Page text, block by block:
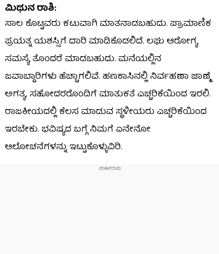
ಮಿಥುನ ರಾಶಿ:
ಸಾಲ ಕೊಟ್ಟವರು ಕಟುವಾಗಿ ಮಾತನಾಡಬಹುದು. ಪ್ರಾಮಾಣಿಕ
ಪ್ರಯತ್ನ ಯಶಸ್ಸಿಗೆ ದಾರಿ ಮಾಡಿಕೊಡಲಿದೆ. ಲಘು ಆರೋಗ್ಯ
ಸಮಸ್ಯೆ ತೊಂದರೆ ಮಾಡಬಹುದು. ಮನೆಯಲ್ಲಿನ
ಜವಾಬ್ದಾರಿಗಳು ಹೆಚ್ಚಾಗಲಿವೆ. ಹಣಕಾಸಿನಲ್ಲಿ ನಿರ್ವಹಣಾ ಜಾಣ್ಮೆ
ಅಗತ್ಯ. ಸಹೋದರರೊಂದಿಗೆ ಮಾತುಕತೆ ಎಚ್ಚರಿಕೆಯಿಂದ ಇರಲಿ.
ರಾಜಕೀಯದಲ್ಲಿ ಕೆಲಸ ಮಾಡುವ ಸ್ಥಳೀಯರು ಎಚ್ಚರಿಕೆಯಿಂದ
ಇರಬೇಕು. ಭವಿಷ್ಯದ ಬಗ್ಗೆ ನಿಮಗೆ ಏನೇನೋ
ಆಲೋಚನೆಗಳನ್ನು ಇಟ್ಟುಕೊಳ್ಳುವಿರಿ.